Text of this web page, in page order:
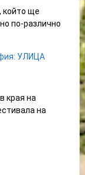
който ще
по-различно
УЛИЦА
края на
на